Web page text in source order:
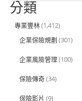
分類
專業豐林(1,412)
企業保險規劃 (301)
企業風險管理 (100)
保險傳奇(34)
保險影片 (9)